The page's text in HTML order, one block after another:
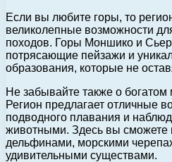
Если вы любите горы, то
великолепные возможности
походов. Горы Моншико и
потрясающие пейзажи и
образования, которые не
Не забывайте также о
Регион предлагает отличные
подводного плавания и
животными. Здесь вы сможете
дельфинами, морскими
удивительными существами.